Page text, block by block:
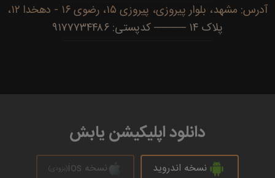
آدرس: مشهد، بلوار پیروزی، پیروزی ۱۵، رضوی ۱۶ - دهخدا ۱۲،
پلاک ۱۴ ──── کدپستی: ۹۱۷۷۷۳۴۴۸۶
دانلود اپلیکیشن یابش
نسخه اندروید نسخه ios (بزودی)